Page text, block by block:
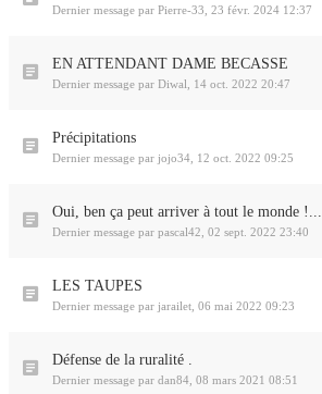
Dernier message par Pierre-33 23 févr. 2024 12:37
EN ATTENDANT DAME BECASSE
Dernier message par Diwal 14 oct. 2022 20:47
Précipitations
Dernier message par jojo34 12 oct. 2022 09:25
Oui, ben ça peut arriver à tout le monde !...
Dernier message par pascal42 02 sept. 2022 23:40
LES TAUPES
Dernier message par jarailet 06 mai 2022 09:23
Défense de la ruralité .
Dernier message par dan84 08 mars 2021 08:51